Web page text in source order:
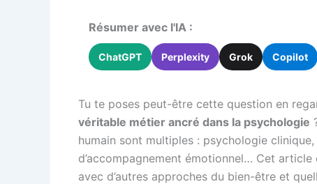
Résumer avec l'IA :
ChatGPT Perplexity Grok Copilot
Tu te poses peut-être cette question en
véritable métier ancré dans la psychologie
humain sont multiples : psychologie
d’accompagnement émotionnel… Cet
avec d’autres approches du bien-être et